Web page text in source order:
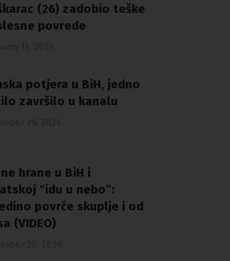
(26) zadobio teške
povrede
potjera u BiH, jedno
završilo u kanalu
hrane u BiH i
“idu u nebo”:
povrće skuplje i od
(VIDEO)